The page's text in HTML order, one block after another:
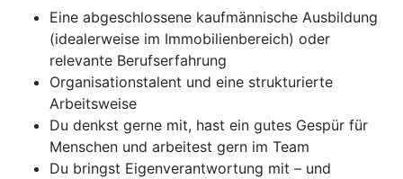
Eine abgeschlossene kaufmännische Ausbildung
(idealerweise im Immobilienbereich) oder
relevante Berufserfahrung
Organisationstalent und eine strukturierte
Arbeitsweise
Du denkst gerne mit, hast ein gutes Gespür für
Menschen und arbeitest gern im Team
Du bringst Eigenverantwortung mit – und